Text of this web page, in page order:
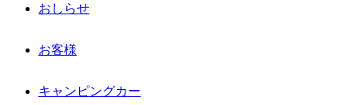
おしらせ
お客様
キャンピングカー